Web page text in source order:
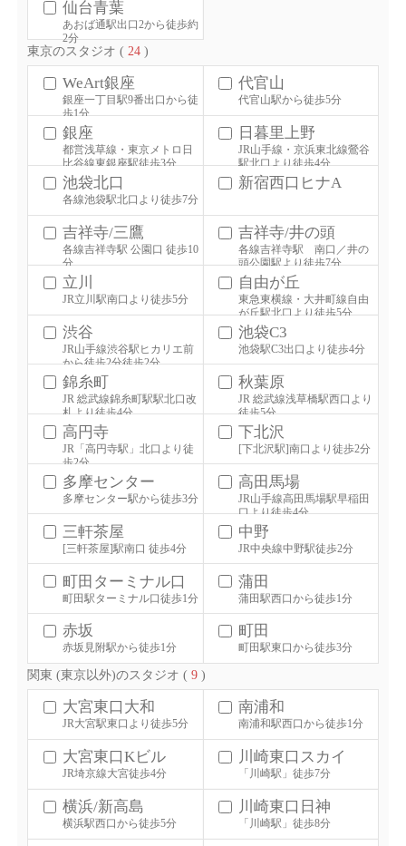
仙台青葉
あおば通駅出口2から徒歩約
2分
東京のスタジオ ( 24)
WeArt銀座
銀座一丁目駅9番出口から徒
歩1分
代官山
代官山駅から徒歩5分
銀座
都営浅草線・東京メトロ日
比谷線東銀座駅徒歩3分
日暮里上野
JR山手線・京浜東北線鶯谷
駅北口より徒歩4分
池袋北口
各線池袋駅北口より徒歩7分
新宿西口ヒナA
吉祥寺/三鷹
各線吉祥寺駅 公園口 徒歩10
分
吉祥寺/井の頭
各線吉祥寺駅 南口／井の
頭公園駅より徒歩7分
立川
JR立川駅南口より徒歩5分
自由が丘
東急東横線・大井町線自由
が丘駅北口より徒歩5分
渋谷
JR山手線渋谷駅ヒカリエ前
から徒歩2分徒歩2分
池袋C3
池袋駅C3出口より徒歩4分
錦糸町
JR 総武線錦糸町駅駅北口改
札より徒歩4分
秋葉原
JR 総武線浅草橋駅西口より
徒歩5分
高円寺
JR「高円寺駅」北口より徒
歩2分
下北沢
[下北沢駅]南口より徒歩2分
多摩センター
多摩センター駅から徒歩3分
高田馬場
JR山手線高田馬場駅早稲田
口より徒歩4分
三軒茶屋
[三軒茶屋]駅南口 徒歩4分
中野
JR中央線中野駅徒歩2分
町田ターミナル口
町田駅ターミナル口徒歩1分
蒲田
蒲田駅西口から徒歩1分
赤坂
赤坂見附駅から徒歩1分
町田
町田駅東口から徒歩3分
関東 (東京以外)のスタジオ ( 9)
大宮東口大和
JR大宮駅東口より徒歩5分
南浦和
南浦和駅西口から徒歩1分
大宮東口Kビル
JR埼京線大宮徒歩4分
川崎東口スカイ
「川崎駅」徒歩7分
横浜/新高島
横浜駅西口から徒歩5分
川崎東口日神
「川崎駅」徒歩8分